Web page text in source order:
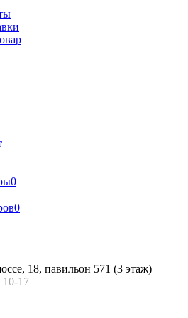
0
0
18, павильон 571 (3 этаж)
10-17